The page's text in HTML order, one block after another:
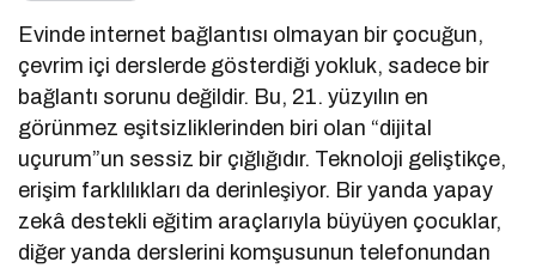
Evinde internet bağlantısı olmayan bir çocuğun,
çevrim içi derslerde gösterdiği yokluk, sadece bir
bağlantı sorunu değildir. Bu, 21. yüzyılın en
görünmez eşitsizliklerinden biri olan “dijital
uçurum”un sessiz bir çığlığıdır. Teknoloji geliştikçe,
erişim farklılıkları da derinleşiyor. Bir yanda yapay
zekâ destekli eğitim araçlarıyla büyüyen çocuklar,
diğer yanda derslerini komşusunun telefonundan